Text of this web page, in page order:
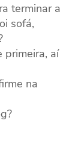
terminar a
sofá,
primeira, aí
na